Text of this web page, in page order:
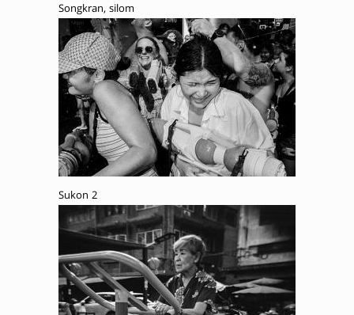
Songkran, silom
Sukon 2